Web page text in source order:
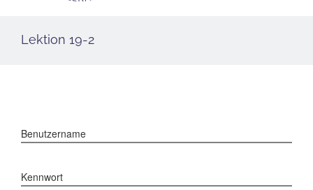
Lektion 19-2
Benutzername
Kennwort